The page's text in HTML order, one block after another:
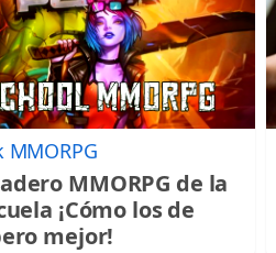
MMORPG
MMORPG de la
¡Cómo los de
mejor!